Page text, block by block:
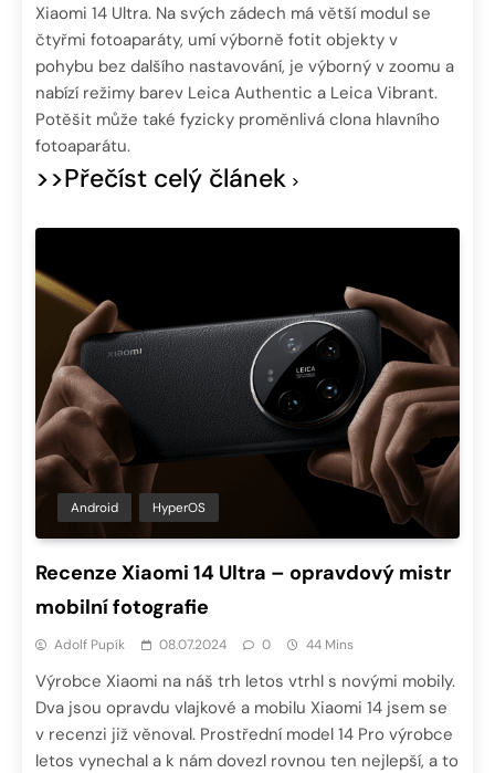
Xiaomi 14 Ultra. Na svých zádech má větší modul se
čtyřmi fotoaparáty, umí výborně fotit objekty v
pohybu bez dalšího nastavování, je výborný v zoomu a
nabízí režimy barev Leica Authentic a Leica Vibrant.
Potěšit může také fyzicky proměnlivá clona hlavního
fotoaparátu.
>>Přečíst celý článek
Android HyperOS
Recenze Xiaomi 14 Ultra – opravdový mistr
mobilní fotografie
Adolf Pupík 08.07.2024 0 44 Mins
Výrobce Xiaomi na náš trh letos vtrhl s novými mobily.
Dva jsou opravdu vlajkové a mobilu Xiaomi 14 jsem se
v recenzi již věnoval. Prostřední model 14 Pro výrobce
letos vynechal a k nám dovezl rovnou ten nejlepší, a to